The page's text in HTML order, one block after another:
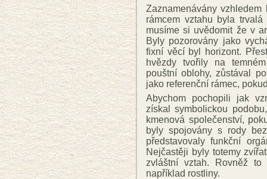
Zaznamenávány
rámcem vztahu byla
musíme si uvědomit že v
Byly pozorovány jako
fixní věcí byl horizont.
hvězdy tvořily na
pouštní oblohy, zůstával
jako referenční rámec,
Abychom pochopili jak
získal symbolickou
kmenová společenství,
byly spojovány s rody
představovaly funkční
Nejčastěji byly totemy
zvláštní vztah. Rovněž
například rostliny.